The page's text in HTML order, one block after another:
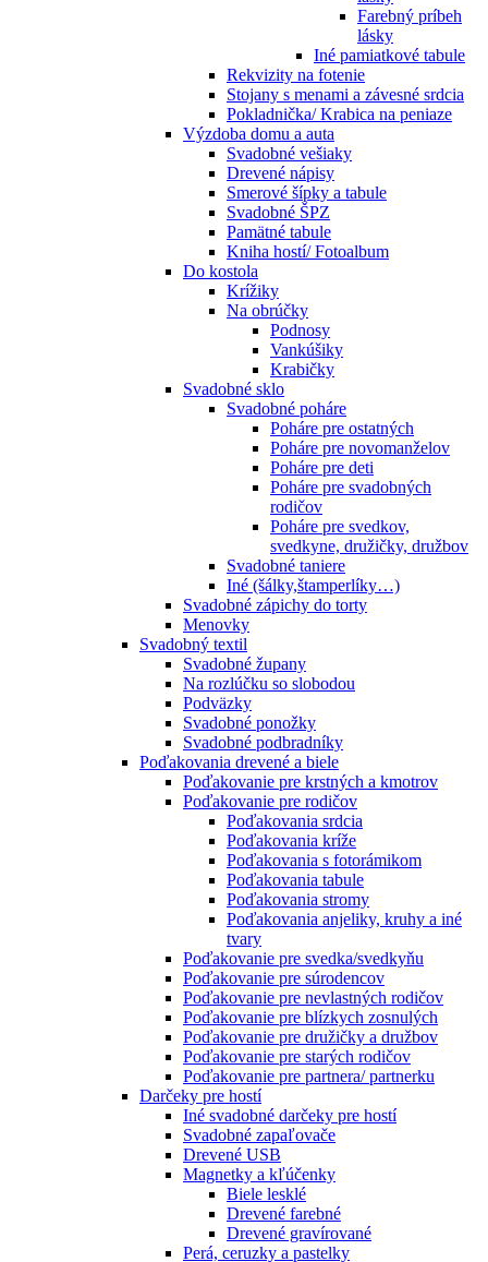
Farebný príbeh
lásky
Iné pamiatkové tabule
Rekvizity na fotenie
Stojany s menami a závesné srdcia
Pokladnička/ Krabica na peniaze
Výzdoba domu a auta
Svadobné vešiaky
Drevené nápisy
Smerové šípky a tabule
Svadobné ŠPZ
Pamätné tabule
Kniha hostí/ Fotoalbum
Do kostola
Krížiky
Na obrúčky
Podnosy
Vankúšiky
Krabičky
Svadobné sklo
Svadobné poháre
Poháre pre ostatných
Poháre pre novomanželov
Poháre pre deti
Poháre pre svadobných
rodičov
Poháre pre svedkov,
svedkyne, družičky, družbov
Svadobné taniere
Iné (šálky,štamperlíky…)
Svadobné zápichy do torty
Menovky
Svadobný textil
Svadobné župany
Na rozlúčku so slobodou
Podväzky
Svadobné ponožky
Svadobné podbradníky
Poďakovania drevené a biele
Poďakovanie pre krstných a kmotrov
Poďakovanie pre rodičov
Poďakovania srdcia
Poďakovania kríže
Poďakovania s fotorámikom
Poďakovania tabule
Poďakovania stromy
Poďakovania anjeliky, kruhy a iné
tvary
Poďakovanie pre svedka/svedkyňu
Poďakovanie pre súrodencov
Poďakovanie pre nevlastných rodičov
Poďakovanie pre blízkych zosnulých
Poďakovanie pre družičky a družbov
Poďakovanie pre starých rodičov
Poďakovanie pre partnera/ partnerku
Darčeky pre hostí
Iné svadobné darčeky pre hostí
Svadobné zapaľovače
Drevené USB
Magnetky a kľúčenky
Biele lesklé
Drevené farebné
Drevené gravírované
Perá, ceruzky a pastelky